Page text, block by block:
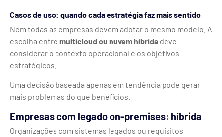
Casos de uso: quando cada estratégia faz mais sentido
Nem todas as empresas devem adotar o mesmo modelo. A
escolha entre multicloud ou nuvem híbrida deve
considerar o contexto operacional e os objetivos
estratégicos.
Uma decisão baseada apenas em tendência pode gerar
mais problemas do que benefícios.
Empresas com legado on-premises: híbrida
Organizações com sistemas legados ou requisitos